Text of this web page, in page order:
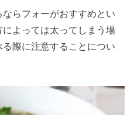
らフォーがおすすめとい
よっては太ってしまう場
際に注意することについ